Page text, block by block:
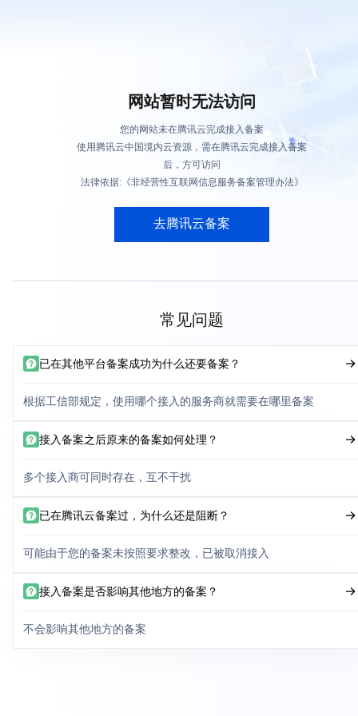
网站暂时无法访问
您的网站未在腾讯云完成接入备案
使用腾讯云中国境内云资源，需在腾讯云完成接入备案
后，方可访问
法律依据:《非经营性互联网信息服务备案管理办法》
去腾讯云备案
常见问题
已在其他平台备案成功为什么还要备案？
根据工信部规定，使用哪个接入的服务商就需要在哪里备案
接入备案之后原来的备案如何处理？
多个接入商可同时存在，互不干扰
已在腾讯云备案过，为什么还是阻断？
可能由于您的备案未按照要求整改，已被取消接入
接入备案是否影响其他地方的备案？
不会影响其他地方的备案